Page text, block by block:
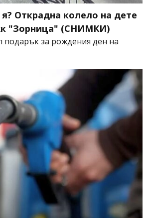
Открадна колело на дете
"Зорница" (СНИМКИ)
подарък за рождения ден на